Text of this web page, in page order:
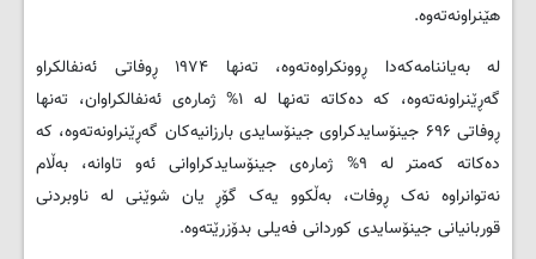
هێنراونەتەوه‌.
له‌ به‌یاننامه‌که‌دا ڕوونکراوه‌ته‌وه‌، تەنها ۱۹۷۴ ڕوفاتی ئەنفالکراو
گەڕێنراونەتەوە، کە دەکاتە تەنها لە ۱% ژمارەی ئەنفالکراوان، تەنها
ڕوفاتی ۶۹۶ جینۆسایدکراوی جینۆسایدی بارزانیەکان گه‌ڕێنراونه‌ته‌وه‌، کە
دەکاتە کەمتر لە ۹% ژمارەی جینۆسایدکراوانی ئەو تاوانە، به‌ڵام
نەتوانراوە نەک ڕوفات، بەڵکوو یەک گۆڕ یان شوێنی لە ناوبردنی
قوربانیانی جینۆسایدی کوردانی فەیلی بدۆزرێتەوە.